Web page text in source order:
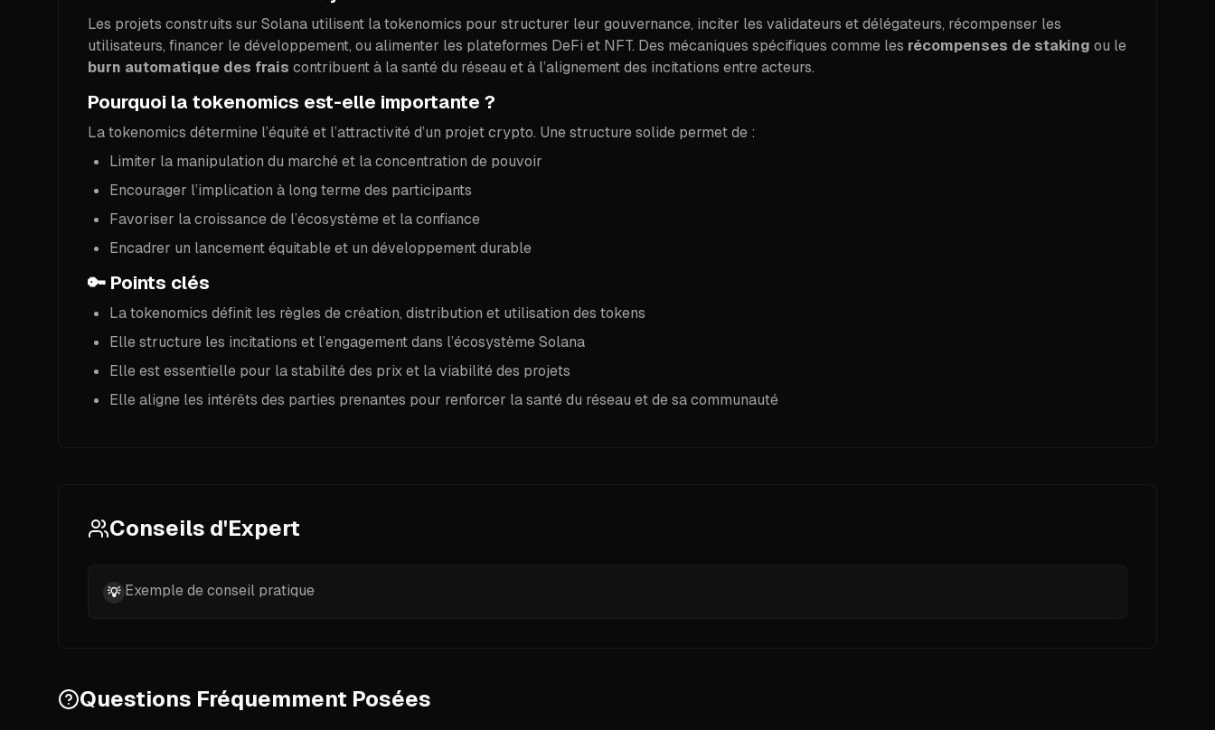
Les projets construits sur Solana utilisent la tokenomics pour structurer leur gouvernance, inciter les validateurs et délégateurs, récompenser les
utilisateurs, financer le développement, ou alimenter les plateformes DeFi et NFT. Des mécaniques spécifiques comme les récompenses de staking ou le
burn automatique des frais contribuent à la santé du réseau et à l’alignement des incitations entre acteurs.
Pourquoi la tokenomics est-elle importante ?
La tokenomics détermine l’équité et l’attractivité d’un projet crypto. Une structure solide permet de :
Limiter la manipulation du marché et la concentration de pouvoir
Encourager l’implication à long terme des participants
Favoriser la croissance de l’écosystème et la confiance
Encadrer un lancement équitable et un développement durable
🔑 Points clés
La tokenomics définit les règles de création, distribution et utilisation des tokens
Elle structure les incitations et l’engagement dans l’écosystème Solana
Elle est essentielle pour la stabilité des prix et la viabilité des projets
Elle aligne les intérêts des parties prenantes pour renforcer la santé du réseau et de sa communauté
Conseils d'Expert
💡 Exemple de conseil pratique
Questions Fréquemment Posées